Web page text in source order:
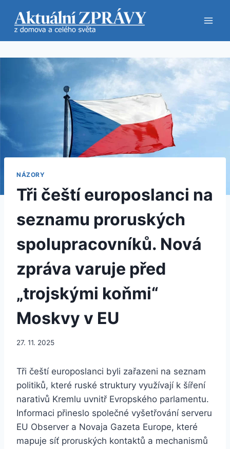
obsah
NÁZORY
Tři čeští europoslanci na
seznamu proruských
spolupracovníků. Nová
zpráva varuje před
„trojskými koňmi“
Moskvy v EU
27. 11. 2025
Tři čeští europoslanci byli zařazeni na seznam
politiků, které ruské struktury využívají k šíření
narativů Kremlu uvnitř Evropského parlamentu.
Informaci přineslo společné vyšetřování serveru
EU Observer a Novaja Gazeta Europe, které
mapuje síť proruských kontaktů a mechanismů